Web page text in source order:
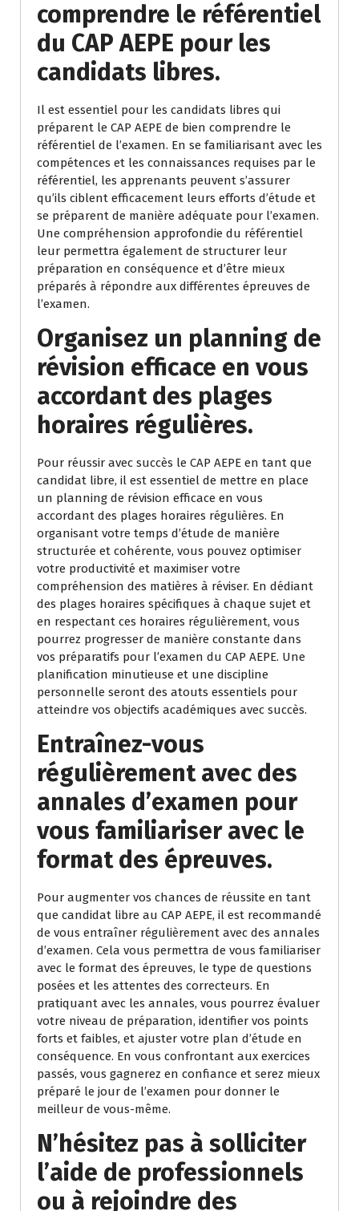
comprendre le référentiel
du CAP AEPE pour les
candidats libres.
Il est essentiel pour les candidats libres qui
préparent le CAP AEPE de bien comprendre le
référentiel de l’examen. En se familiarisant avec les
compétences et les connaissances requises par le
référentiel, les apprenants peuvent s’assurer
qu’ils ciblent efficacement leurs efforts d’étude et
se préparent de manière adéquate pour l’examen.
Une compréhension approfondie du référentiel
leur permettra également de structurer leur
préparation en conséquence et d’être mieux
préparés à répondre aux différentes épreuves de
l’examen.
Organisez un planning de
révision efficace en vous
accordant des plages
horaires régulières.
Pour réussir avec succès le CAP AEPE en tant que
candidat libre, il est essentiel de mettre en place
un planning de révision efficace en vous
accordant des plages horaires régulières. En
organisant votre temps d’étude de manière
structurée et cohérente, vous pouvez optimiser
votre productivité et maximiser votre
compréhension des matières à réviser. En dédiant
des plages horaires spécifiques à chaque sujet et
en respectant ces horaires régulièrement, vous
pourrez progresser de manière constante dans
vos préparatifs pour l’examen du CAP AEPE. Une
planification minutieuse et une discipline
personnelle seront des atouts essentiels pour
atteindre vos objectifs académiques avec succès.
Entraînez-vous
régulièrement avec des
annales d’examen pour
vous familiariser avec le
format des épreuves.
Pour augmenter vos chances de réussite en tant
que candidat libre au CAP AEPE, il est recommandé
de vous entraîner régulièrement avec des annales
d’examen. Cela vous permettra de vous familiariser
avec le format des épreuves, le type de questions
posées et les attentes des correcteurs. En
pratiquant avec les annales, vous pourrez évaluer
votre niveau de préparation, identifier vos points
forts et faibles, et ajuster votre plan d’étude en
conséquence. En vous confrontant aux exercices
passés, vous gagnerez en confiance et serez mieux
préparé le jour de l’examen pour donner le
meilleur de vous-même.
N’hésitez pas à solliciter
l’aide de professionnels
ou à rejoindre des